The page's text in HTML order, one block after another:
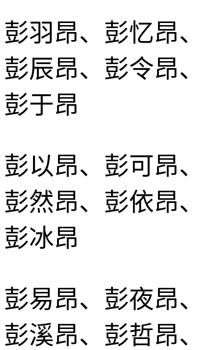
彭羽昂、彭忆昂、
彭辰昂、彭令昂、
彭于昂
彭以昂、彭可昂、
彭然昂、彭依昂、
彭冰昂
彭易昂、彭夜昂、
彭溪昂、彭哲昂、